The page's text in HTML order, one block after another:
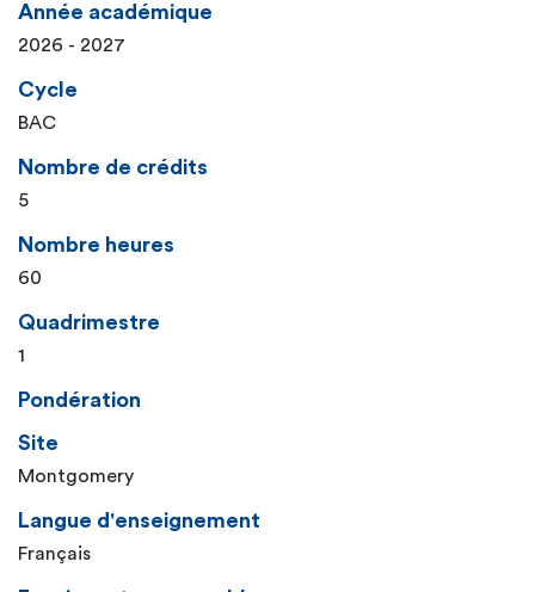
Année académique
2026 - 2027
Cycle
BAC
Nombre de crédits
5
Nombre heures
60
Quadrimestre
1
Pondération
Site
Montgomery
Langue d'enseignement
Français